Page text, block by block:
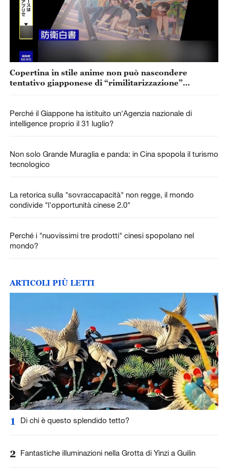
Copertina in stile anime non può nascondere
tentativo giapponese di “rimilitarizzazione”
Perché il Giappone ha istituito un'Agenzia nazionale di
intelligence proprio il 31 luglio?
Non solo Grande Muraglia e panda: in Cina spopola il turismo
tecnologico
La retorica sulla "sovraccapacità" non regge, il mondo
condivide "l'opportunità cinese 2.0"
Perché i "nuovissimi tre prodotti" cinesi spopolano nel
mondo?
ARTICOLI PIÙ LETTI
1 Di chi è questo splendido tetto?
2 Fantastiche illuminazioni nella Grotta di Yinzi a Guilin